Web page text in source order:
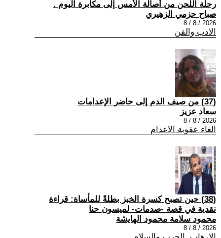
رحلة اللحن من أصالة الأمس إلى مكابرة اليوم .
صباح حزمي الزهيري
2026 / 8 / 8
الادب والفن
(37) من صيف الدم إلى حاضر الإعدامات
سعاد عزيز
2026 / 8 / 8
الغاء عقوبة الاعدام
(38) حين تصبح كسرة الخبز بطلةً للمأساة: قراءة
نقدية في قصة -صدمات- لميسون حنا
محمود سلامة محمود الهايشة
2026 / 8 / 8